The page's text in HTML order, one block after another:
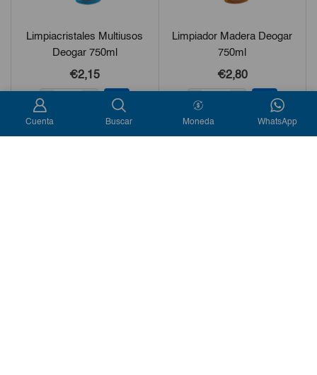
Limpiacristales Multiusos
Deogar 750ml
€2,15
Limpiador Madera Deogar
750ml
€2,80
-
Cuenta Buscar Moneda WhatsApp